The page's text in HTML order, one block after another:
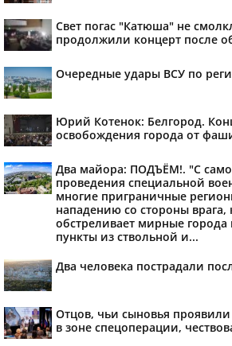
Свет погас "Катюша" не
продолжили концерт после
Очередные удары ВСУ по
Юрий Котенок: Белгород.
освобождения города от
Два майора: ПОДЪЁМ!. "С
проведения специальной
многие приграничные
нападению со стороны врага,
обстреливает мирные
пункты из ствольной и...
Два человека пострадали
Отцов, чьи сыновья
в зоне спецоперации,